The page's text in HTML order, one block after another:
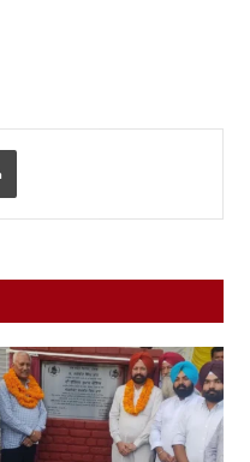
Print